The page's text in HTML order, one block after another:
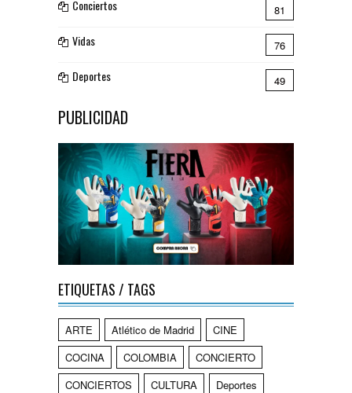
Conciertos 81
Vidas 76
Deportes 49
PUBLICIDAD
ETIQUETAS / TAGS
ARTE Atlético de Madrid
CINE
COCINA
COLOMBIA
CONCIERTO
CONCIERTOS
CULTURA
Deportes